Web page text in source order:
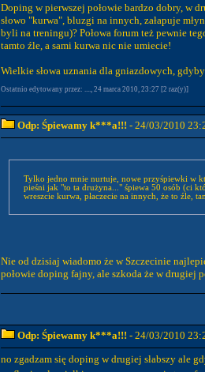
Doping w pierwszej połowie bardzo dobry, w
słowo "kurwa", bluzgi na innych, załapuje
byli na treningu)? Połowa forum też pewnie
tamto źle, a sami kurwa nic nie umiecie!
Wielkie słowa uznania dla gniazdowych,
Ostatnio edytowany przez: ...., 24 marca 2010, 23:27 [2 raz(y)]
Odp: Śpiewamy k***a!!! - 24/03/2010
Tylko jedno mnie nurtuje, nowe przyśpiewki w
pieśni jak "to ta drużyna..." śpiewa 50 osób (ci którzy byli na treningu)? Połowa forum też pewnie tego nie zna. NAUCZCIE się tych nowych pieśni
wreszcie kurwa, płaczecie na innych, że to źle,
Nie od dzisiaj wiadomo że w Szczecinie
połowie doping fajny, ale szkoda że w drugiej
Odp: Śpiewamy k***a!!! - 24/03/2010
no zgadzam się doping w drugiej słabszy ale